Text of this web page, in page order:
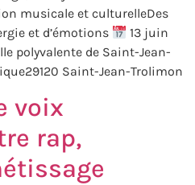
musicale et culturelleDes
et d’émotions
13 juin
polyvalente de Saint-Jean-
Saint-Jean-Trolimon
voix
rap,